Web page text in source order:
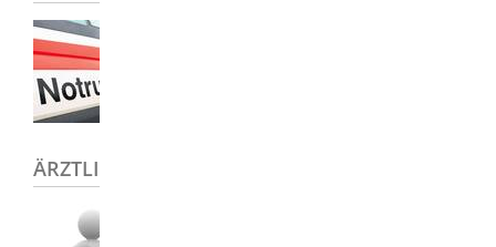
ÄRZTLICHE NOTFALLPRAXIS